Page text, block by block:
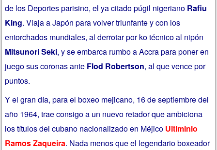
de los Deportes parisino, el ya citado púgil nigeriano Rafiu
King. Viaja a Japón para volver triunfante y con los
entorchados mundiales, al derrotar por ko técnico al nipón
Mitsunori Seki, y se embarca rumbo a Accra para poner en
juego sus coronas ante Flod Robertson, al que vence por
puntos.
Y el gran día, para el boxeo mejicano, 16 de septiembre del
año 1964, trae consigo a un nuevo retador que ambiciona
los títulos del cubano nacionalizado en Méjico Ultiminio
Ramos Zaqueira. Nada menos que el legendario boxeador